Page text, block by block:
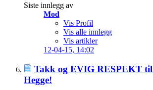
Siste innlegg av
Mod
Vis Profil
Vis alle innlegg
Vis artikler
12-04-15, 14:02
Takk og EVIG RESPEKT
Hegge!